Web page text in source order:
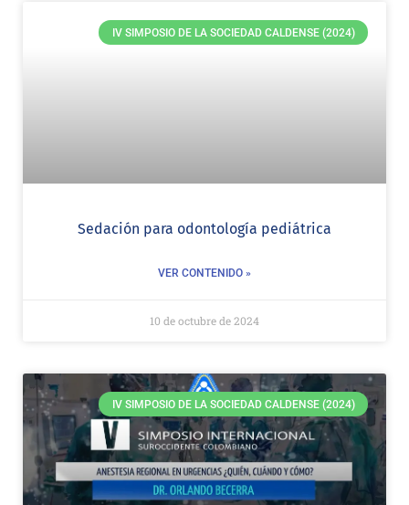
IV SIMPOSIO DE LA SOCIEDAD CALDENSE (2024)
Sedación para odontología pediátrica
VER CONTENIDO »
10 de octubre de 2024
IV SIMPOSIO DE LA SOCIEDAD CALDENSE (2024)